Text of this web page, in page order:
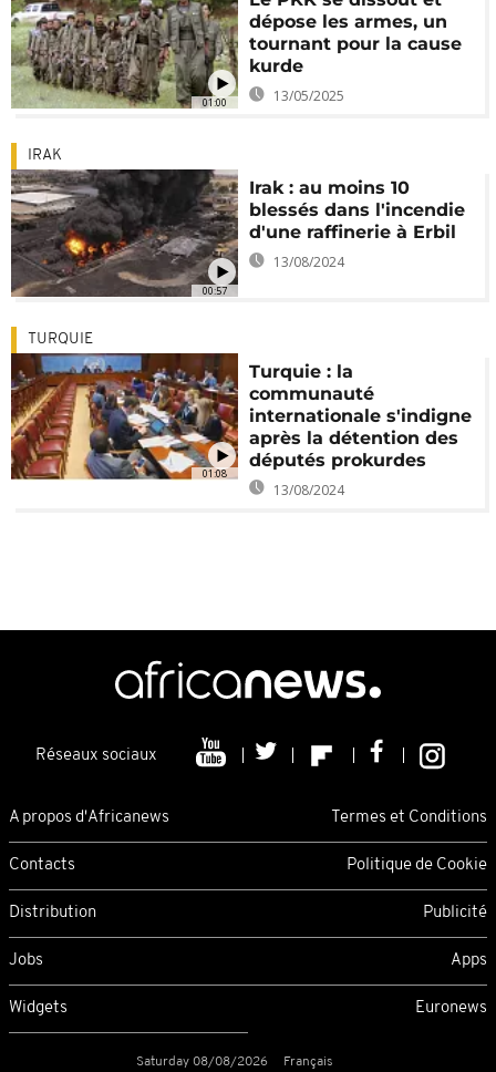
01:00
dépose les armes, un
tournant pour la cause
kurde
13/05/2025
00:57
IRAK
Irak : au moins 10
blessés dans l'incendie
d'une raffinerie à Erbil
13/08/2024
01:08
TURQUIE
Turquie : la
communauté
internationale s'indigne
après la détention des
députés prokurdes
13/08/2024
Réseaux sociaux
A propos d'Africanews Termes et Conditions
Contacts Politique de Cookie
Distribution Publicité
Jobs Apps
Widgets Euronews
Saturday 08/08/2026